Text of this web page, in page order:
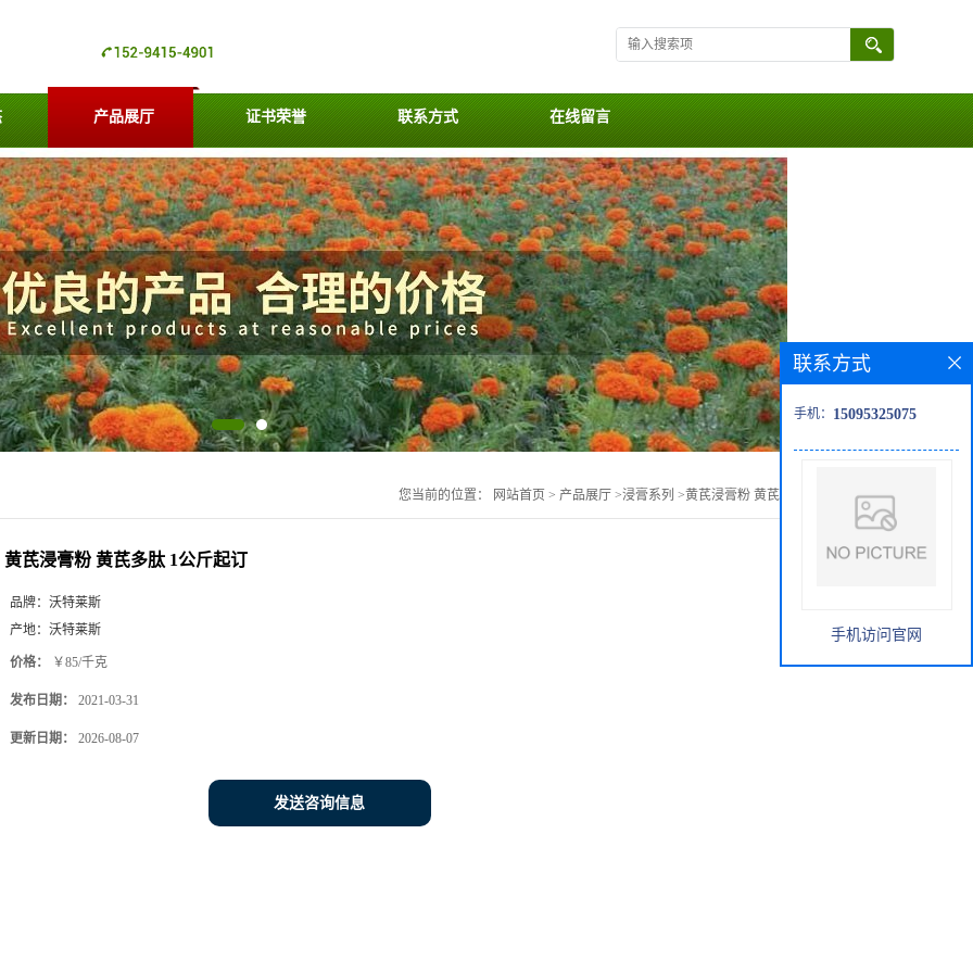
产品展厅 证书荣誉 联系方式 在线留言
您当前的位置： 网站首页 > 产品展厅 >浸膏系列 >黄芪浸膏粉 黄芪多肽 1公斤起订
黄芪浸膏粉 黄芪多肽 1公斤起订
品牌： 沃特莱斯
产地： 沃特莱斯
价格： ￥85/千克
发布日期： 2021-03-31
更新日期： 2026-08-07
发送咨询信息
联系方式
手机： 15095325075
手机访问官网